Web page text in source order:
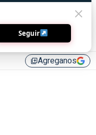
library_addAgreganos
Seguir